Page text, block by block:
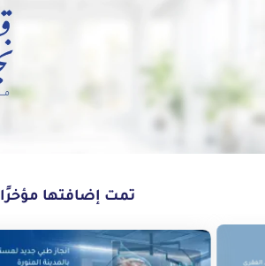
تمت إضافتها مؤخرًا